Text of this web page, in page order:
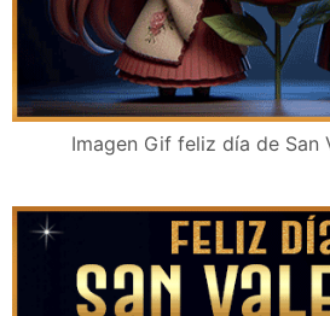
Imagen Gif feliz día de San